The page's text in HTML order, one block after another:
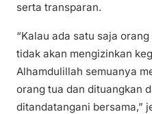
serta transparan.
“Kalau ada satu saja
tidak akan mengizinkan
Alhamdulillah semuanya
orang tua dan dituangkan
ditandatangani bersama,”